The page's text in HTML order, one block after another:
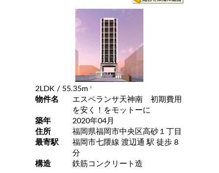
2LDK / 55.35m 2
物件名
エスペランサ天神南 初期費用
を安く！をモットーに
築年
2020年04月
住所
福岡県福岡市中央区高砂１丁目
最寄駅
福岡市七隈線 渡辺通 駅 徒歩 8
分
構造
鉄筋コンクリート造